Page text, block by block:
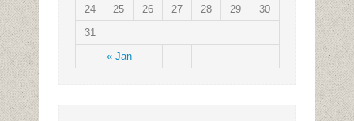
« Jan
24
25 26 27 28 29
30
31